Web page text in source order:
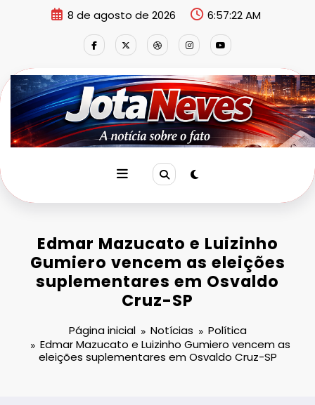
8 de agosto de 2026 6:57:22 AM
Edmar Mazucato e Luizinho
Gumiero vencem as eleições
suplementares em Osvaldo
Cruz-SP
Página inicial Notícias
Política
Edmar Mazucato e Luizinho Gumiero vencem as
eleições suplementares em Osvaldo Cruz-SP